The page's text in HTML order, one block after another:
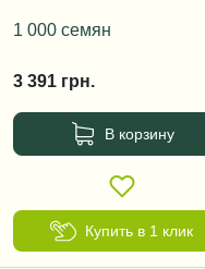
1 000 семян
3 391 грн.
В корзину
Купить в 1 клик